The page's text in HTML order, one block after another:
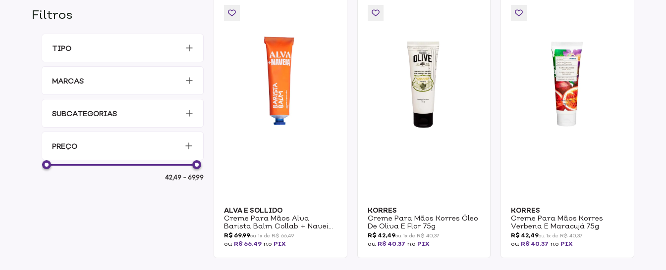
Filtros
TIPO
MARCAS
SUBCATEGORIAS
PREÇO
42,49 - 69,99
ALVA E SOLLIDO
Creme Para Mãos Alva
Barista Balm Collab + Naveia
50g
R$ 69,99ou 1x de R$ 66,49
ou R$ 66,49 no PIX
KORRES
Creme Para Mãos Korres Óleo
De Oliva E Flor 75g
R$ 42,49ou 1x de R$ 40,37
ou R$ 40,37 no PIX
KORRES
Creme Para Mãos Korres
Verbena E Maracujá 75g
R$ 42,49ou 1x de R$ 40,37
ou R$ 40,37 no PIX